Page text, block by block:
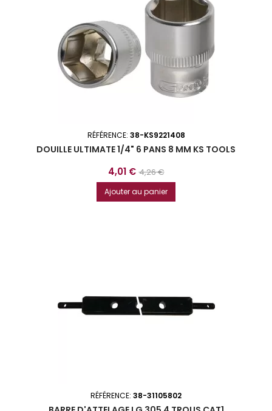
RÉFÉRENCE: 38-KS9221408
DOUILLE ULTIMATE 1/4" 6 PANS 8 MM KS TOOLS
Prix
4,01 € Prix
base
4,26 €
Ajouter au panier
RÉFÉRENCE: 38-31105802